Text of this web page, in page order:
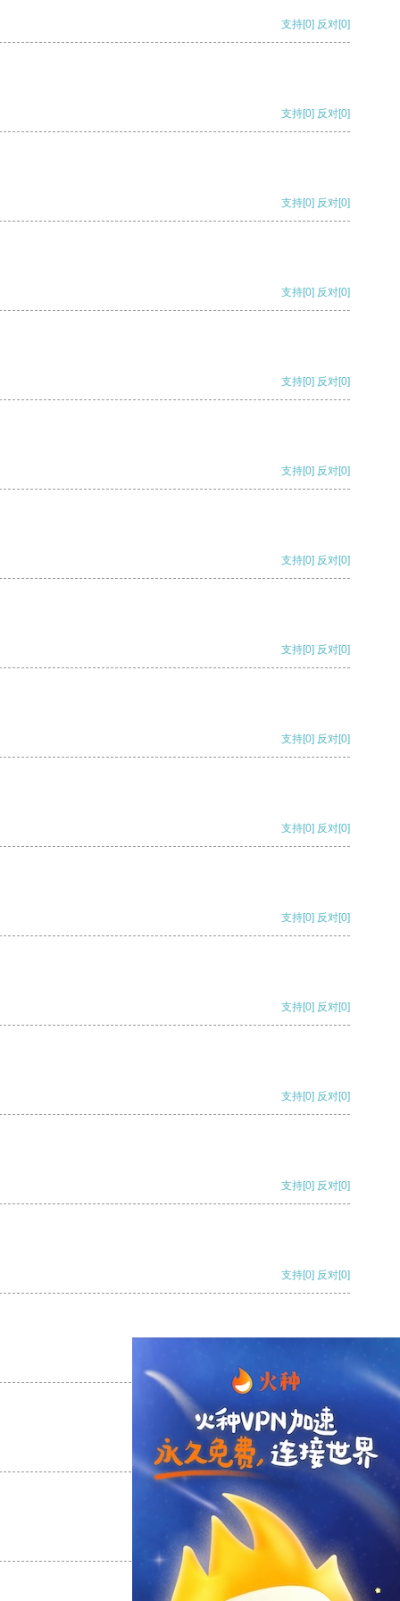
支持[0] 反对[0]
支持[0] 反对[0]
支持[0] 反对[0]
支持[0] 反对[0]
支持[0] 反对[0]
支持[0] 反对[0]
支持[0] 反对[0]
支持[0] 反对[0]
支持[0] 反对[0]
支持[0] 反对[0]
支持[0] 反对[0]
支持[0] 反对[0]
支持[0] 反对[0]
支持[0] 反对[0]
支持[0] 反对[0]
支持 [0] 反对[0]
支持[0] 反对